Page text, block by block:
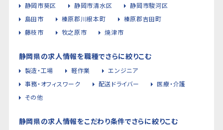
静岡市葵区
静岡市清水区
静岡市駿河区
島田市
榛原郡川根本町
榛原郡吉田町
藤枝市
牧之原市 焼津市
静岡県の求人情報を職種でさらに絞りこむ
製造・工場 軽作業
エンジニア
事務・オフィスワーク
配送ドライバー
医療・介護
その他
静岡県の求人情報をこだわり条件でさらに絞りこむ